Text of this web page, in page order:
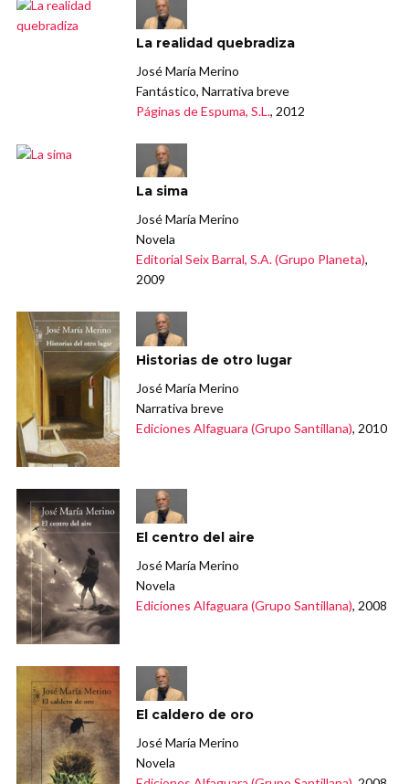
La realidad quebradiza
José María Merino
Fantástico, Narrativa breve
Páginas de Espuma, S.L., 2012
La sima
José María Merino
Novela
Editorial Seix Barral, S.A. (Grupo Planeta),
2009
Historias de otro lugar
José María Merino
Narrativa breve
Ediciones Alfaguara (Grupo Santillana), 2010
El centro del aire
José María Merino
Novela
Ediciones Alfaguara (Grupo Santillana), 2008
El caldero de oro
José María Merino
Novela